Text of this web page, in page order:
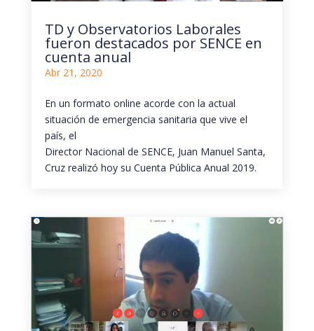
TD y Observatorios Laborales
fueron destacados por SENCE en
cuenta anual
Abr 21, 2020
En un formato online acorde con la actual
situación de emergencia sanitaria que vive el
país, el
Director Nacional de SENCE, Juan Manuel Santa,
Cruz realizó hoy su Cuenta Pública Anual 2019.